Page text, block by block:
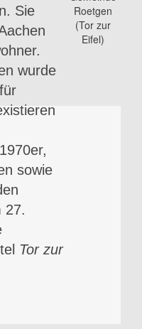
Sie
wurde
sowie
27.
Tor zur